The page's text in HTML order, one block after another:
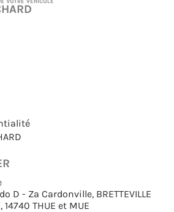
D - Za Cardonville, BRETTEVILLE
14740 THUE et MUE